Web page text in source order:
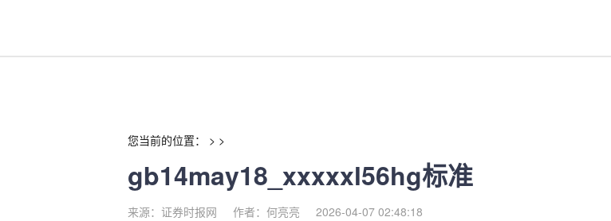
您当前的位置： > >
gb14may18_xxxxxl56hg标准
来源：证券时报网 作者：何亮亮 2026-04-07 02:48:18